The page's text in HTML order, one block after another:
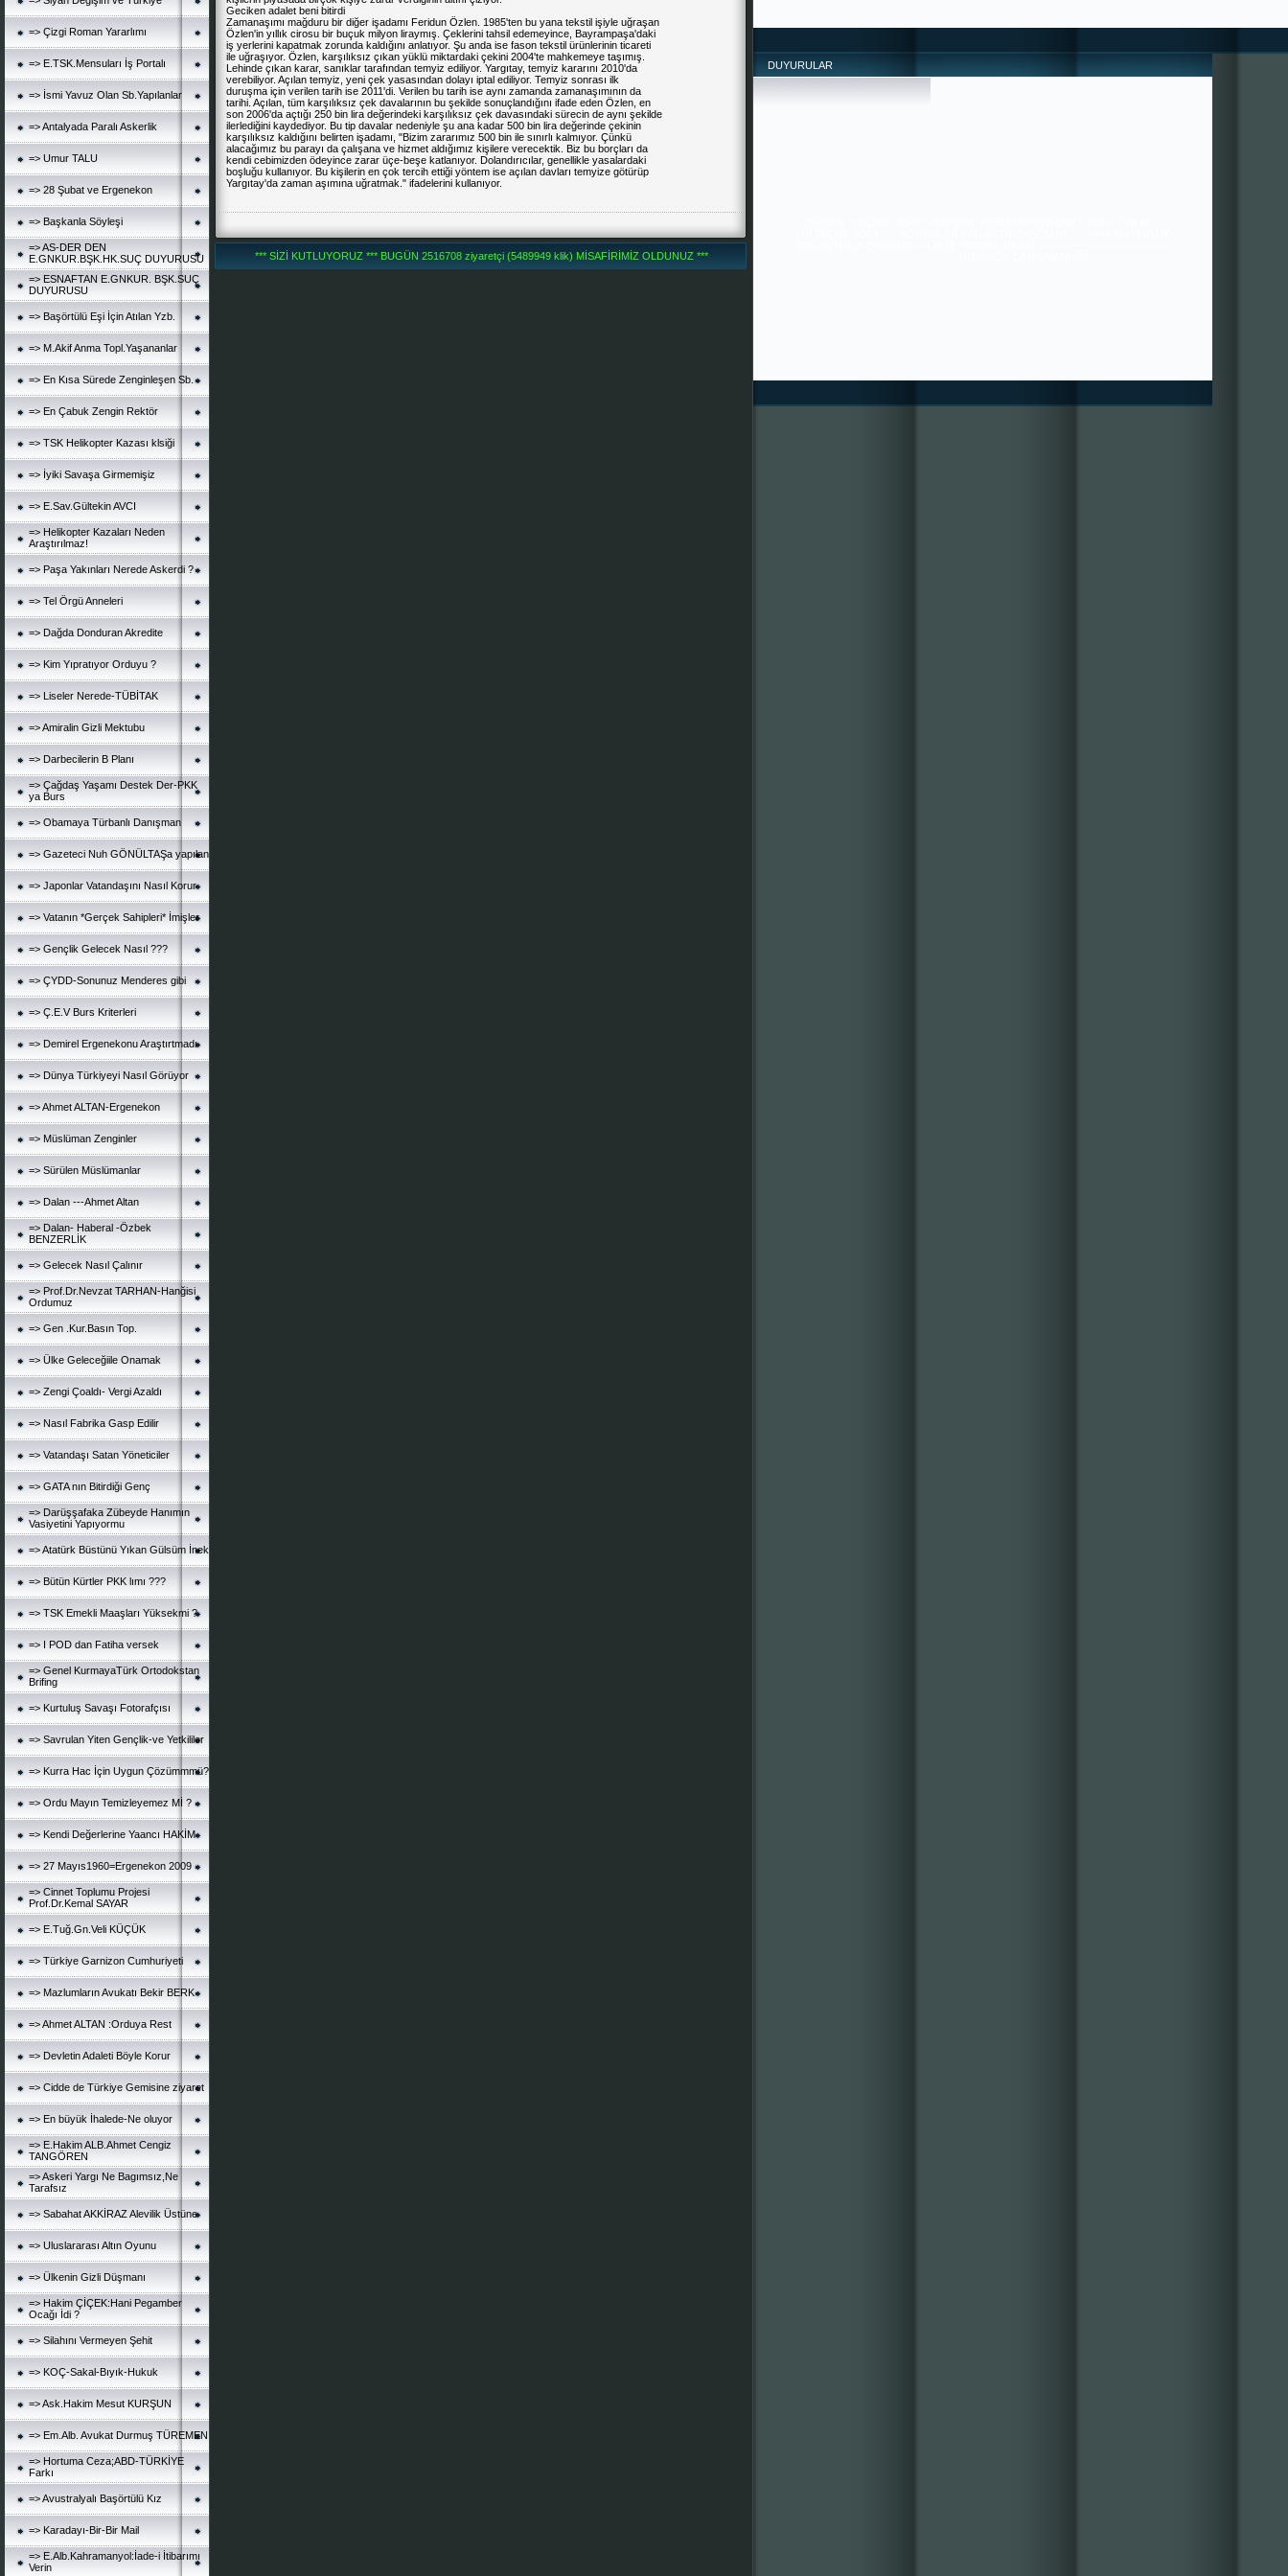
=> Çizgi Roman Yararlımı
=> E.TSK.Mensuları İş Portalı
=> İsmi Yavuz Olan Sb.Yapılanlar
=> Antalyada Paralı Askerlik
=> Umur TALU
=> 28 Şubat ve Ergenekon
=> Başkanla Söyleşi
=> AS-DER DEN
E.GNKUR.BŞK.HK.SUÇ DUYURUSU
=> ESNAFTAN E.GNKUR. BŞK.SUÇ
DUYURUSU
=> Başörtülü Eşi İçin Atılan Yzb.
=> M.Akif Anma Topl.Yaşananlar
=> En Kısa Sürede Zenginleşen Sb.
=> En Çabuk Zengin Rektör
=> TSK Helikopter Kazası klsiği
=> İyiki Savaşa Girmemişiz
=> E.Sav.Gültekin AVCI
=> Helikopter Kazaları Neden
Araştırılmaz!
=> Paşa Yakınları Nerede Askerdi ?
=> Tel Örgü Anneleri
=> Dağda Donduran Akredite
=> Kim Yıpratıyor Orduyu ?
=> Liseler Nerede-TÜBİTAK
=> Amiralin Gizli Mektubu
=> Darbecilerin B Planı
=> Çağdaş Yaşamı Destek Der-PKK
ya Burs
=> Obamaya Türbanlı Danışman
=> Gazeteci Nuh GÖNÜLTAŞa yapılan
=> Japonlar Vatandaşını Nasıl Korur
=> Vatanın *Gerçek Sahipleri* İmişler
=> Gençlik Gelecek Nasıl ???
=> ÇYDD-Sonunuz Menderes gibi
=> Ç.E.V Burs Kriterleri
=> Demirel Ergenekonu Araştırtmadı
=> Dünya Türkiyeyi Nasıl Görüyor
=> Ahmet ALTAN-Ergenekon
=> Müslüman Zenginler
=> Sürülen Müslümanlar
=> Dalan ---Ahmet Altan
=> Dalan- Haberal -Özbek
BENZERLİK
=> Gelecek Nasıl Çalınır
=> Prof.Dr.Nevzat TARHAN-Hanğisi
Ordumuz
=> Gen .Kur.Basın Top.
=> Ülke Geleceğiile Onamak
=> Zengi Çoaldı- Vergi Azaldı
=> Nasıl Fabrika Gasp Edilir
=> Vatandaşı Satan Yöneticiler
=> GATA nın Bitirdiği Genç
=> Darüşşafaka Zübeyde Hanımın
Vasiyetini Yapıyormu
=> Atatürk Büstünü Yıkan Gülsüm İnek
=> Bütün Kürtler PKK lımı ???
=> TSK Emekli Maaşları Yüksekmi ?
=> I POD dan Fatiha versek
=> Genel KurmayaTürk Ortodokstan
Brifing
=> Kurtuluş Savaşı Fotorafçısı
=> Savrulan Yiten Gençlik-ve Yetkililer
=> Kurra Hac İçin Uygun Çözümmmü?
=> Ordu Mayın Temizleyemez Mİ ?
=> Kendi Değerlerine Yaancı HAKİM
=> 27 Mayıs1960=Ergenekon 2009
=> Cinnet Toplumu Projesi
Prof.Dr.Kemal SAYAR
=> E.Tuğ.Gn.Veli KÜÇÜK
=> Türkiye Garnizon Cumhuriyeti
=> Mazlumların Avukatı Bekir BERK
=> Ahmet ALTAN :Orduya Rest
=> Devletin Adaleti Böyle Korur
=> Cidde de Türkiye Gemisine ziyaret
=> En büyük İhalede-Ne oluyor
=> E.Hakim ALB.Ahmet Cengiz
TANGÖREN
=> Askeri Yargı Ne Bagımsız,Ne
Tarafsız
=> Sabahat AKKİRAZ Alevilik Üstüne
=> Uluslararası Altın Oyunu
=> Ülkenin Gizli Düşmanı
=> Hakim ÇİÇEK:Hani Pegamber
Ocağı İdi ?
=> Silahını Vermeyen Şehit
=> KOÇ-Sakal-Bıyık-Hukuk
=> Ask.Hakim Mesut KURŞUN
=> Em.Alb. Avukat Durmuş TÜREMEN
=> Hortuma Ceza;ABD-TÜRKİYE
Farkı
=> Avustralyalı Başörtülü Kız
=> Karadayı-Bir-Bir Mail
=> E.Alb.Kahramanyol:İade-i İtibarımı
Verin
Geciken adalet beni bitirdi
Zamanaşımı mağduru bir diğer işadamı Feridun Özlen. 1985'ten bu yana tekstil işiyle uğraşan
Özlen'in yıllık cirosu bir buçuk milyon liraymış. Çeklerini tahsil edemeyince, Bayrampaşa'daki
iş yerlerini kapatmak zorunda kaldığını anlatıyor. Şu anda ise fason tekstil ürünlerinin ticareti
ile uğraşıyor. Özlen, karşılıksız çıkan yüklü miktardaki çekini 2004'te mahkemeye taşımış.
Lehinde çıkan karar, sanıklar tarafından temyiz ediliyor. Yargıtay, temyiz kararını 2010'da
verebiliyor. Açılan temyiz, yeni çek yasasından dolayı iptal ediliyor. Temyiz sonrası ilk
duruşma için verilen tarih ise 2011'di. Verilen bu tarih ise aynı zamanda zamanaşımının da
tarihi. Açılan, tüm karşılıksız çek davalarının bu şekilde sonuçlandığını ifade eden Özlen, en
son 2006'da açtığı 250 bin lira değerindeki karşılıksız çek davasındaki sürecin de aynı şekilde
ilerlediğini kaydediyor. Bu tip davalar nedeniyle şu ana kadar 500 bin lira değerinde çekinin
karşılıksız kaldığını belirten işadamı, "Bizim zararımız 500 bin ile sınırlı kalmıyor. Çünkü
alacağımız bu parayı da çalışana ve hizmet aldığımız kişilere verecektik. Biz bu borçları da
kendi cebimizden ödeyince zarar üçe-beşe katlanıyor. Dolandırıcılar, genellikle yasalardaki
boşluğu kullanıyor. Bu kişilerin en çok tercih ettiği yöntem ise açılan davları temyize götürüp
Yargıtay'da zaman aşımına uğratmak." ifadelerini kullanıyor.
*** SİZİ KUTLUYORUZ *** BUGÜN 2516708 ziyaretçi (5489949 klik) MİSAFİRİMİZ OLDUNUZ ***
DUYURULAR